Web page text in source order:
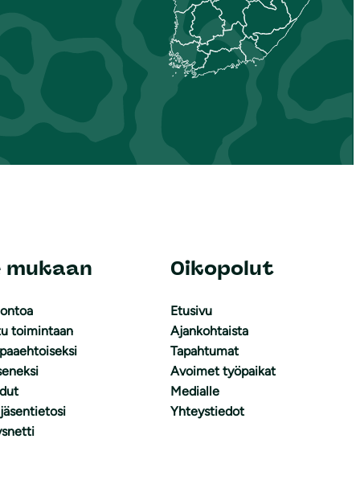
mukaan
toimintaan
Oikopolut
Etusivu
Ajankohtaista
Tapahtumat
Avoimet työpaikat
Medialle
Yhteystiedot